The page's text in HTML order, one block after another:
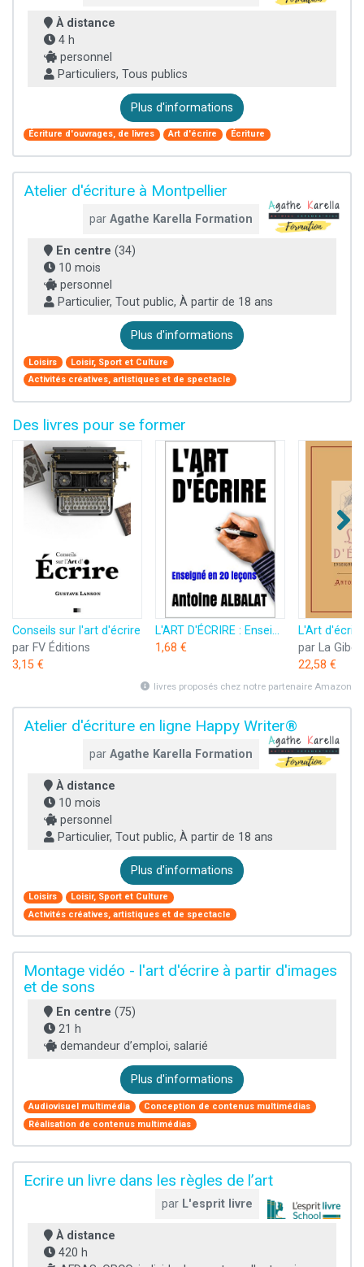
À distance
4 h
personnel
Particuliers, Tous publics
Plus d'informations
Écriture d'ouvrages, de livres Art d'écrire Écriture
Atelier d'écriture à Montpellier
par Agathe Karella Formation
En centre (34)
10 mois
personnel
Particulier, Tout public, À partir de 18 ans
Plus d'informations
Loisirs
Loisir, Sport et Culture
Activités créatives, artistiques et de spectacle
Des livres pour se former
Conseils sur l'art d'écrire
par FV Éditions
3,15 €
L'ART D'ÉCRIRE : Enseigné en 20 leçons
1,68 €
par La
22,58 €
livres proposés chez notre partenaire Amazon
Atelier d'écriture en ligne Happy Writer®
par Agathe Karella Formation
À distance
10 mois
personnel
Particulier, Tout public, À partir de 18 ans
Plus d'informations
Loisirs
Loisir, Sport et Culture
Activités créatives, artistiques et de spectacle
Montage vidéo - l'art d'écrire à partir d'images
et de sons
En centre (75)
21 h
demandeur d’emploi, salarié
Plus d'informations
Audiovisuel multimédia
Conception de contenus multimédias
Réalisation de contenus multimédias
Ecrire un livre dans les règles de l’art
par L'esprit livre
À distance
420 h